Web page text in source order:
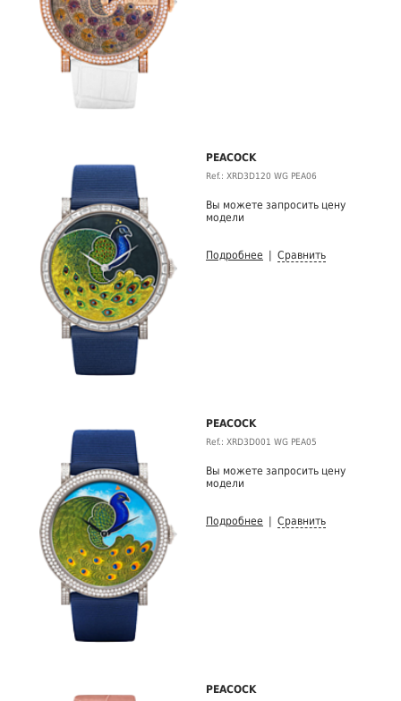
PEACOCK
Ref.: XRD3D120 WG PEA06
Вы можете запросить цену
модели
Подробнее Сравнить
PEACOCK
Ref.: XRD3D001 WG PEA05
Вы можете запросить цену
модели
Подробнее Сравнить
PEACOCK